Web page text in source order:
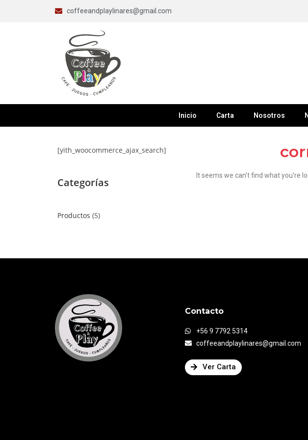
coffeeandplaylinares@gmail.com
Inicio Carta Nosotros
[yith_woocommerce_ajax_search]
Categorías
Productos 5
It seems we can't find what you're
Contacto
+56 9 7792 5314
coffeeandplaylinares@gmail.com
Ver Carta